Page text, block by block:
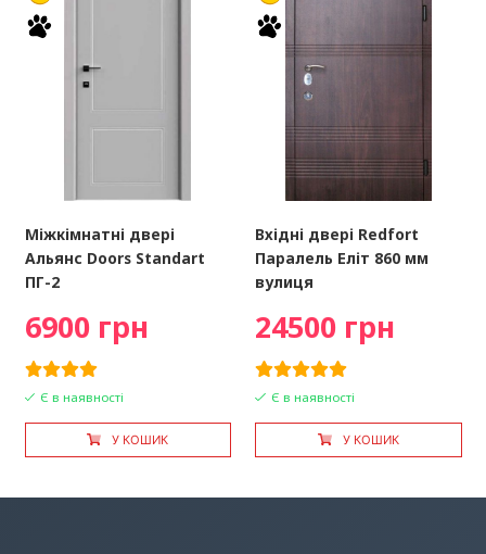
Міжкімнатні двері
Альянс Doors Standart
ПГ-2
6900 грн
Є в наявності
У КОШИК
Вхідні двері Redfort
Паралель Еліт 860 мм
вулиця
24500 грн
Є в наявності
У КОШИК